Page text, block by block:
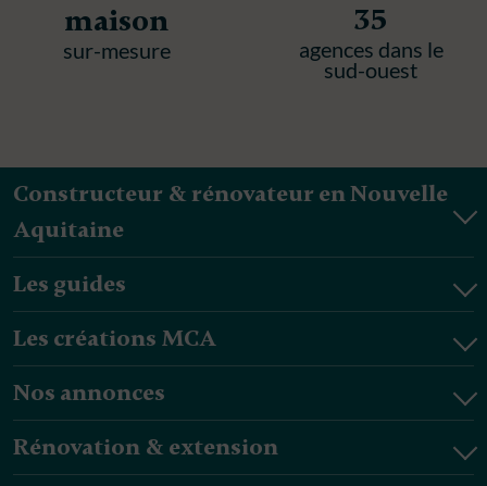
maison
sur-mesure
35
agences dans le
sud-ouest
Constructeur & rénovateur en Nouvelle
Aquitaine
Les guides
Les créations MCA
Nos annonces
Rénovation & extension